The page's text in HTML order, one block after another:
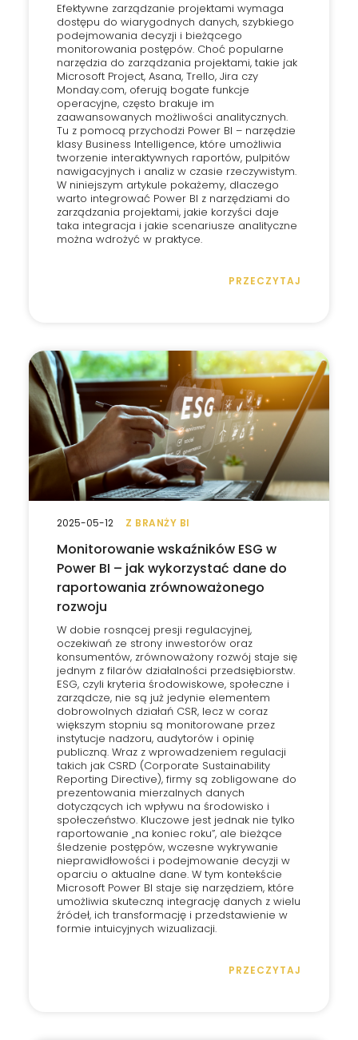
Efektywne zarządzanie projektami wymaga
dostępu do wiarygodnych danych, szybkiego
podejmowania decyzji i bieżącego
monitorowania postępów. Choć popularne
narzędzia do zarządzania projektami, takie jak
Microsoft Project, Asana, Trello, Jira czy
Monday.com, oferują bogate funkcje
operacyjne, często brakuje im
zaawansowanych możliwości analitycznych.
Tu z pomocą przychodzi Power BI – narzędzie
klasy Business Intelligence, które umożliwia
tworzenie interaktywnych raportów, pulpitów
nawigacyjnych i analiz w czasie rzeczywistym.
W niniejszym artykule pokażemy, dlaczego
warto integrować Power BI z narzędziami do
zarządzania projektami, jakie korzyści daje
taka integracja i jakie scenariusze analityczne
można wdrożyć w praktyce.
PRZECZYTAJ
Z BRANŻY BI
Monitorowanie wskaźników ESG w
Power BI – jak wykorzystać dane do
raportowania zrównoważonego
rozwoju
W dobie rosnącej presji regulacyjnej,
oczekiwań ze strony inwestorów oraz
konsumentów, zrównoważony rozwój staje się
jednym z filarów działalności przedsiębiorstw.
ESG, czyli kryteria środowiskowe, społeczne i
zarządcze, nie są już jedynie elementem
dobrowolnych działań CSR, lecz w coraz
większym stopniu są monitorowane przez
instytucje nadzoru, audytorów i opinię
publiczną. Wraz z wprowadzeniem regulacji
takich jak CSRD (Corporate Sustainability
Reporting Directive), firmy są zobligowane do
prezentowania mierzalnych danych
dotyczących ich wpływu na środowisko i
społeczeństwo. Kluczowe jest jednak nie tylko
raportowanie „na koniec roku”, ale bieżące
śledzenie postępów, wczesne wykrywanie
nieprawidłowości i podejmowanie decyzji w
oparciu o aktualne dane. W tym kontekście
Microsoft Power BI staje się narzędziem, które
umożliwia skuteczną integrację danych z wielu
źródeł, ich transformację i przedstawienie w
formie intuicyjnych wizualizacji.
PRZECZYTAJ
2025-05-12